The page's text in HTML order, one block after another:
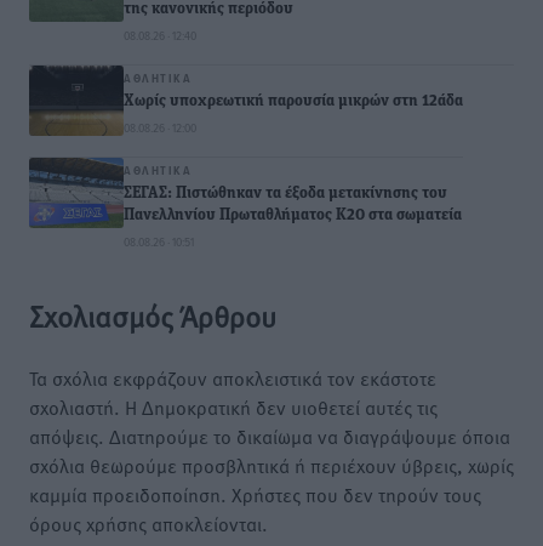
της κανονικής περιόδου
08.08.26 · 12:40
ΑΘΛΗΤΙΚΆ
Χωρίς υποχρεωτική παρουσία μικρών στη 12άδα
08.08.26 · 12:00
ΑΘΛΗΤΙΚΆ
ΣΕΓΑΣ: Πιστώθηκαν τα έξοδα μετακίνησης του
Πανελληνίου Πρωταθλήματος Κ20 στα σωματεία
08.08.26 · 10:51
Σχολιασμός Άρθρου
Τα σχόλια εκφράζουν αποκλειστικά τον εκάστοτε
σχολιαστή. Η Δημοκρατική δεν υιοθετεί αυτές τις
απόψεις. Διατηρούμε το δικαίωμα να διαγράψουμε όποια
σχόλια θεωρούμε προσβλητικά ή περιέχουν ύβρεις, χωρίς
καμμία προειδοποίηση. Χρήστες που δεν τηρούν τους
όρους χρήσης αποκλείονται.